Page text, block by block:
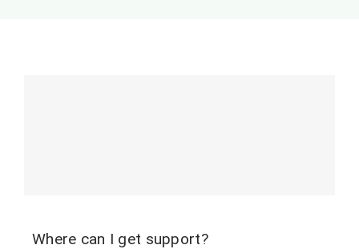
Where can I get support?